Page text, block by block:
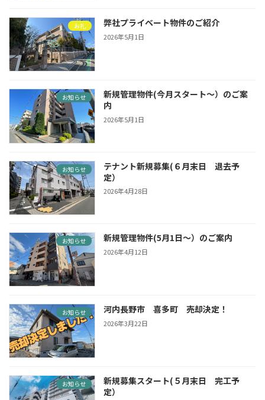
お礼 弊社プライベート物件のご紹介
2026年5月1日
お知らせ
新規管理物件(今月スタート〜）のご案
内
2026年5月1日
お知らせ
テナント新規募集(６月末日 退去予
定）
2026年4月28日
お知らせ 新規管理物件(5月1日〜）のご案内
2026年4月12日
お知らせ 河内長野市 喜多町 売却決定！
2026年3月22日
お知らせ
新規募集スタート(５月末日 完工予
定）